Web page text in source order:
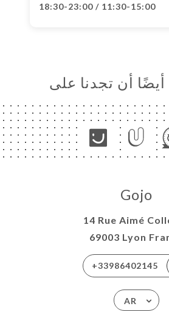
11:30-15:00 / 18:30-23:00
أن تجدنا على
Gojo
14 Rue Aimé
69003 Lyon
+33986402145
AR